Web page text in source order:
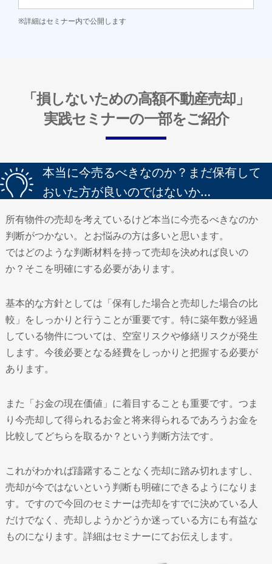
※詳細はセミナー内で公開します
「損しないための高額不動産売却」
実践セミナーの一部をご紹介
本当に今売るべきなのか？まだ保有して
おいた方が良いのではないか…
所有物件の売却を考えているけど本当に今売るべきなのか
判断がつかない。とお悩みの方は多いと思います。
ではどのような判断材料を持って売却を決めれば良いの
か？そこを明確にする必要があります。
基本的な方針としては「保有した場合と売却した場合の比
較」をしっかりと行うことが重要です。特に築年数が経過
している物件については、空室リスクや修繕リスクが発生
します。今後必要となる経費をしっかりと把握する必要が
あります。
また「お金の現在価値」に着目することも重要です。つま
り今売却して得られるお金と将来得られるであろうお金を
比較してどちらを取るか？という判断方法です。
これがわかれば躊躇することなく売却に踏み切れますし、
売却が今ではないという判断も明確にできるようになりま
す。ですので今回のセミナーは売却をすでに決めている人
だけでなく、売却しようかどうか迷っている方にも有益な
ものになります。詳細はセミナーにてお伝えします。